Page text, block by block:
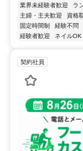
業界未経験者歓迎 ラ
主婦・主夫歓迎
資格
固定時間制
経験不問
経験者歓迎
ネイルOK
契約社員